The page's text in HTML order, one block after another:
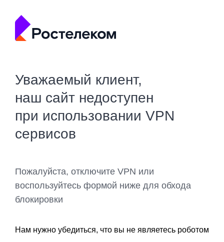
Уважаемый клиент,
наш сайт недоступен
при использовании VPN
сервисов
Пожалуйста, отключите VPN или
воспользуйтесь формой ниже для обхода
блокировки
Нам нужно убедиться, что вы не являетесь роботом